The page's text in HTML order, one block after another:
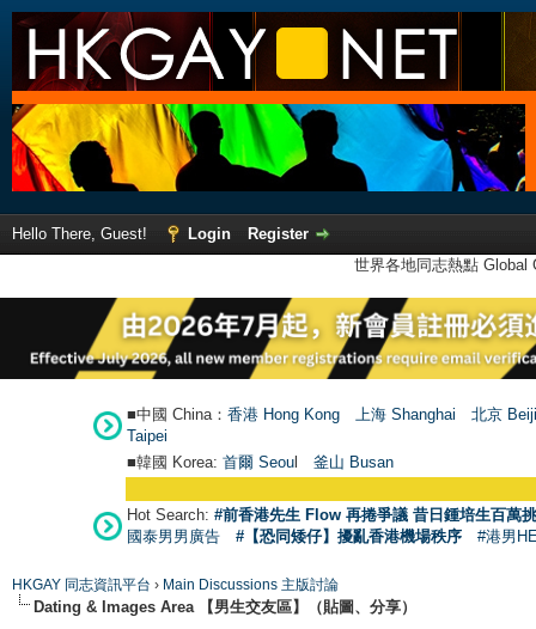
Hello There, Guest! Login
Register
世界各地同志熱點
■中國 China： 香港 Hong Kong 上海 Shanghai
北京
Taipei
■韓國 Korea: 首爾 Seoul 釜山 Busan
Hot Search: #前香港先生 Flow 再捲爭議 昔日鍾培生百萬
國泰男男廣告
#【恐同矮仔】擾亂香港機場秩序 #港男
HKGAY 同志資訊平台 › Main Discussions 主版討論
Dating & Images Area 【男生交友區】（貼圖、分享）